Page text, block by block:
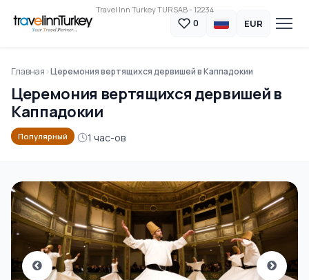
Travel Inn Turkey TURSAB - 12234
0 EUR
Главная Церемония вертящихся дервишей в Каппадокии
Церемония вертящихся дервишей в
Каппадокии
Популярный 1 час-ов